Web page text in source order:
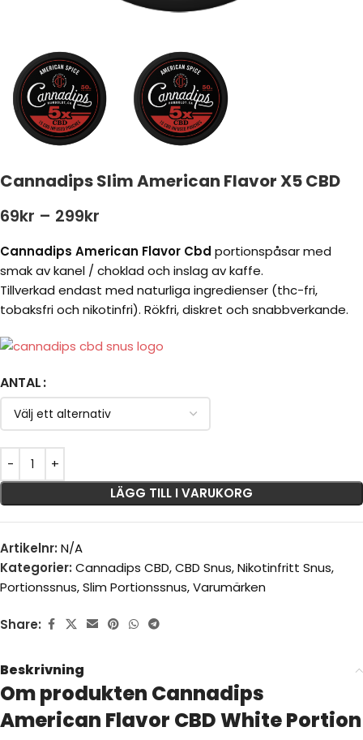
Cannadips Slim American Flavor X5 CBD
69kr – 299kr
Cannadips American Flavor Cbd portionspåsar med
smak av kanel / choklad och inslag av kaffe.
Tillverkad endast med naturliga ingredienser (thc-fri,
tobaksfri och nikotinfri). Rökfri, diskret och snabbverkande.
ANTAL
LÄGG TILL I VARUKORG
Artikelnr: N/A
Kategorier: Cannadips CBD,CBD Snus,Nikotinfritt Snus,
Portionssnus,Slim Portionssnus,Varumärken
Share:
Beskrivning
Om produkten Cannadips
American Flavor CBD White Portion